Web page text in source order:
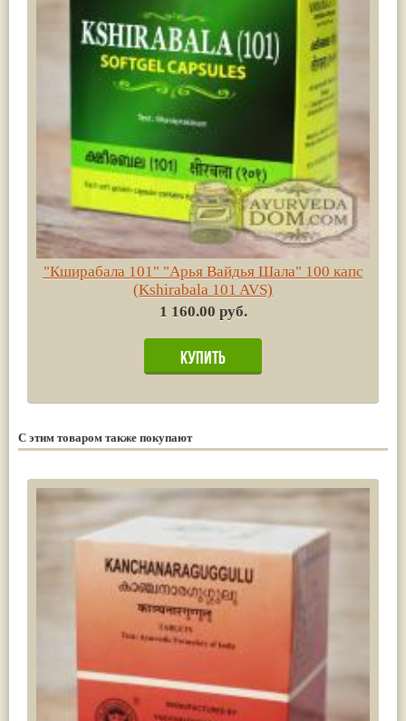
"Кширабала 101" "Арья Вайдья Шала" 100 капс
(Kshirabala 101 AVS)
1 160.00 руб.
С этим товаром также покупают